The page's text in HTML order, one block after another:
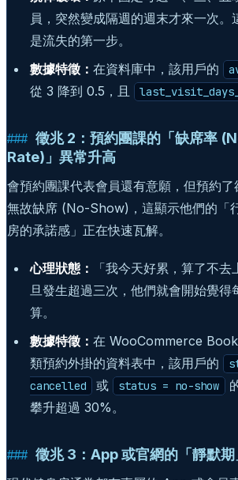
員，突然變成隔週的週末才來一次。
是流失的第一步。
數據特徵： 在資料庫中，該用戶的
從 3 降到 0.5，且
徵兆 2：預約團課的「缺席率
Rate)」異常升高
會預約團課代表會員還有意願，但預約
無故缺席 (No-Show)，這顯示他們的「
房的承諾感」正在快速瓦解。
心理狀態：
「我今天好累，算了不
旦發生超過三次，他們就會開始覺得
算。
數據特徵： 在 WooCommerce
類預約外掛的資料表中，該用戶的
cancelled
或 status = no-show
攀升超過 30%。
徵兆 3：App 或官網的「靜默